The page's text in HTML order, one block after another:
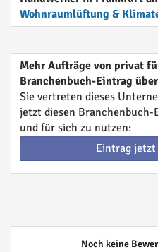
Wohnraumlüftung &
Mehr Aufträge von privat
Branchenbuch-Eintrag
Sie vertreten dieses
jetzt diesen Branchenbuch-
und für sich zu nutzen:
Eintrag
Noch keine